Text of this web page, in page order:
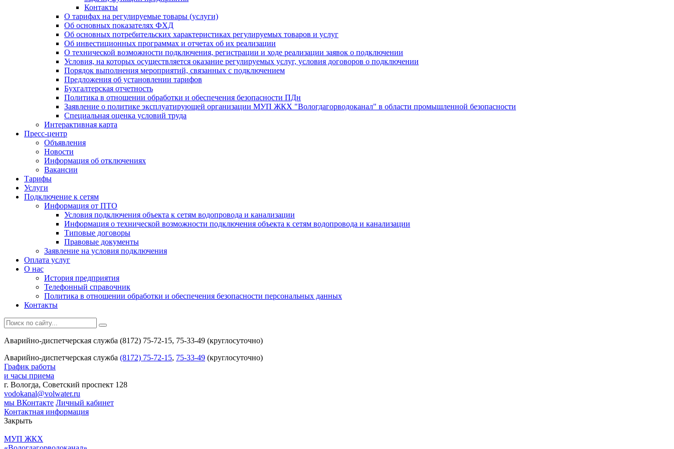
Контакты
О тарифах на регулируемые товары (услуги)
Об основных показателях ФХД
Об основных потребительских характеристиках регулируемых товаров и услуг
Об инвестиционных программах и отчетах об их реализации
О технической возможности подключения, регистрации и ходе реализации заявок о подключении
Условия, на которых осуществляется оказание регулируемых услуг, условия договоров о подключении
Порядок выполнения мероприятий, связанных с подключением
Предложения об установлении тарифов
Бухгалтерская отчетность
Политика в отношении обработки и обеспечения безопасности ПДн
Заявление о политике эксплуатирующей организации МУП ЖКХ "Вологдагорводоканал" в области промышленной безопасности
Специальная оценка условий труда
Интерактивная карта
Пресс-центр
Объявления
Новости
Информация об отключениях
Вакансии
Тарифы
Услуги
Подключение к сетям
Информация от ПТО
Условия подключения объекта к сетям водопровода и канализации
Информация о технической возможности подключения объекта к сетям водопровода и канализации
Типовые договоры
Правовые документы
Заявление на условия подключения
Оплата услуг
О нас
История предприятия
Телефонный справочник
Политика в отношении обработки и обеспечения безопасности персональных данных
Контакты
Аварийно-диспетчерская служба (8172) 75-72-15, 75-33-49 (круглосуточно)
Аварийно-диспетчерская служба (8172) 75-72-15, 75-33-49 (круглосуточно)
График работы
и часы приема
г. Вологда, Советский проспект 128
vodokanal@volwater.ru
мы ВКонтакте Личный кабинет
Контактная информация
Закрыть
МУП ЖКХ